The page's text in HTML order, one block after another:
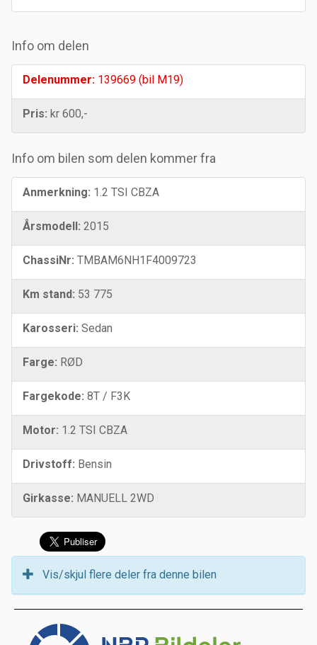
Info om delen
Delenummer: 139669 (bil M19)
Pris: kr 600,-
Info om bilen som delen kommer fra
Anmerkning: 1.2 TSI CBZA
Årsmodell: 2015
ChassiNr: TMBAM6NH1F4009723
Km stand: 53 775
Karosseri: Sedan
Farge: RØD
Fargekode: 8T / F3K
Motor: 1.2 TSI CBZA
Drivstoff: Bensin
Girkasse: MANUELL 2WD
Vis/skjul flere deler fra denne bilen